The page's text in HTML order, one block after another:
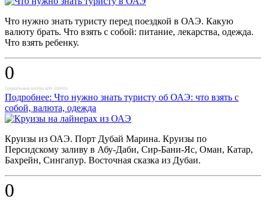
Что нужно знать туристу перед поездкой в ОАЭ. Какую
валюту брать. Что взять с собой: питание, лекарства, одежда.
Что взять ребенку.
0
Социальные кнопки для Joomla
Подробнее: Что нужно знать туристу об ОАЭ: что взять с
собой, валюта, одежда
Круизы из ОАЭ. Порт Дубай Марина. Круизы по
Персидскому заливу в Абу-Даби, Сир-Бани-Яс, Оман, Катар,
Бахрейн, Сингапур. Восточная сказка из Дубаи.
0